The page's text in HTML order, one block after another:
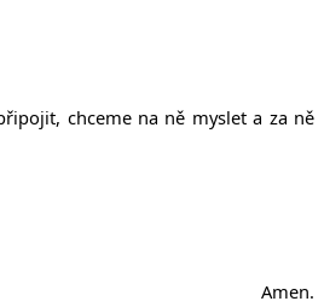
chceme na ně myslet a za ně
Amen.